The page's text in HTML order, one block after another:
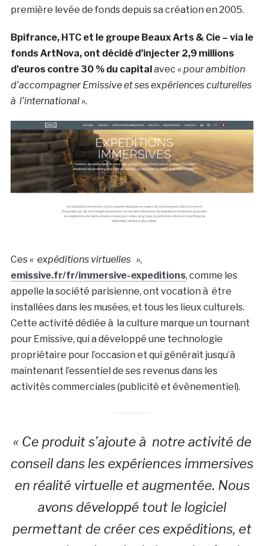
première levée de fonds depuis sa création en 2005.
Bpifrance, HTC et le groupe Beaux Arts & Cie – via le
fonds ArtNova, ont décidé d’injecter 2,9 millions
d’euros contre 30 % du capitalavec « pour ambition
d’accompagner Emissive et ses expériences culturelles
à l’international ».
Ces« expéditions virtuelles »,
emissive.fr/fr/immersive-expeditions, comme les
appelle la société parisienne, ont vocation à être
installées dans les musées, et tous les lieux culturels.
Cette activité dédiée à la culture marque un tournant
pour Emissive, qui a développé une technologie
propriétaire pour l’occasion et qui générait jusqu’à
maintenant l’essentiel de ses revenus dans les
activités commerciales (publicité et évènementiel).
« Ce produit s’ajoute à notre activité de
conseil dans les expériences immersives
en réalité virtuelle et augmentée. Nous
avons développé tout le logiciel
permettant de créer ces expéditions, et